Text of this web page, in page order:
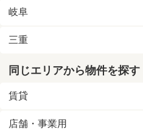
岐阜
三重
同じエリアから物件を探す
賃貸
店舗・事業用